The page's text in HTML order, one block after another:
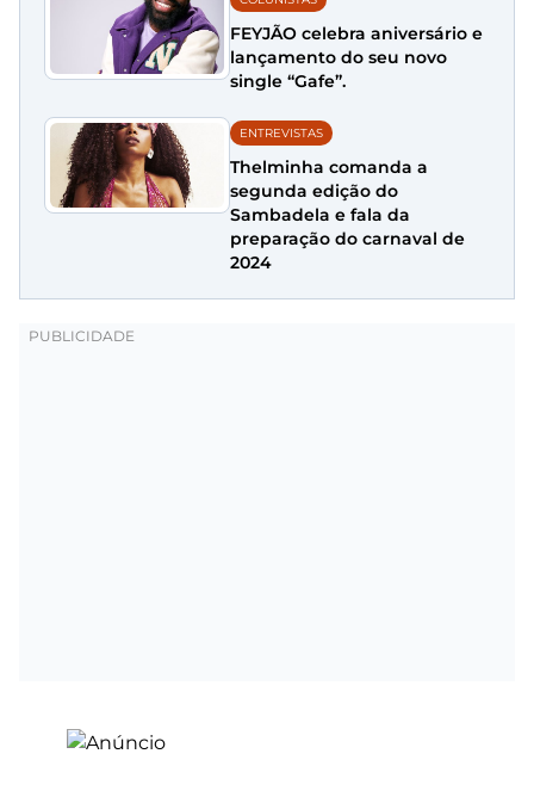
FEYJÃO celebra aniversário e
lançamento do seu novo
single “Gafe”.
ENTREVISTAS
Thelminha comanda a
segunda edição do
Sambadela e fala da
preparação do carnaval de
2024